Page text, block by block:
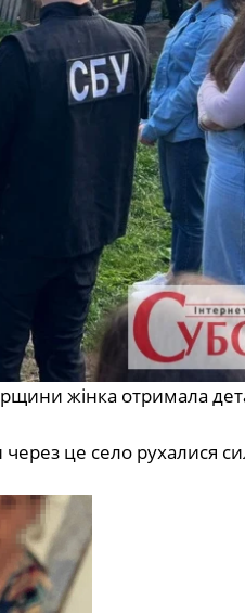
жінка отримала
це село рухалися